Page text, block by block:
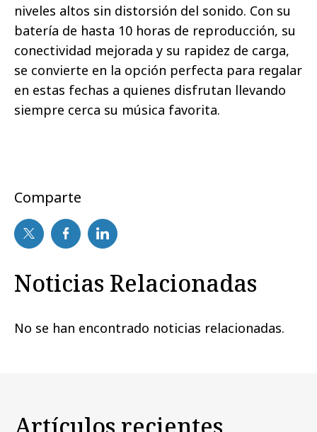
niveles altos sin distorsión del sonido. Con su
batería de hasta 10 horas de reproducción, su
conectividad mejorada y su rapidez de carga,
se convierte en la opción perfecta para regalar
en estas fechas a quienes disfrutan llevando
siempre cerca su música favorita.
Comparte
Noticias Relacionadas
No se han encontrado noticias relacionadas.